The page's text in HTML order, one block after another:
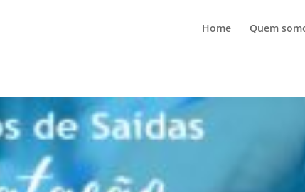
Home Quem